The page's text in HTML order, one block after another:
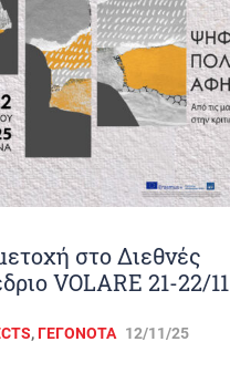
στο Διεθνές
VOLARE 21-22/11
, ΓΕΓΟΝΟΤΑ 12/11/25